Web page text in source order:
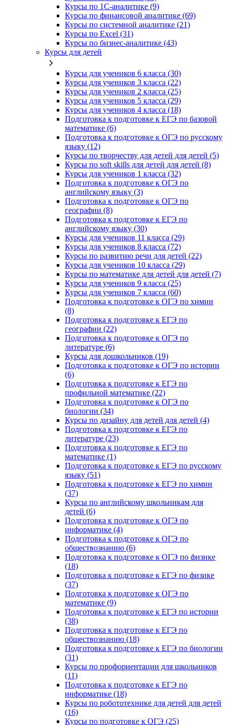
Курсы по 1С‑аналитике (9)
Курсы по финансовой аналитике (69)
Курсы по системной аналитике (21)
Курсы по Excel (31)
Курсы по бизнес‑аналитике (43)
Курсы для детей
Курсы для учеников 6 класса (30)
Курсы для учеников 3 класса (22)
Курсы для учеников 2 класса (25)
Курсы для учеников 5 класса (29)
Курсы для учеников 4 класса (18)
Подготовка к подготовке к ЕГЭ по базовой
математике (6)
Подготовка к подготовке к ОГЭ по русскому
языку (12)
Курсы по творчеству для детей для детей (5)
Курсы по soft skills для детей для детей (8)
Курсы для учеников 1 класса (32)
Подготовка к подготовке к ОГЭ по
английскому языку (3)
Подготовка к подготовке к ОГЭ по
географии (8)
Подготовка к подготовке к ЕГЭ по
английскому языку (30)
Курсы для учеников 11 класса (29)
Курсы для учеников 8 класса (72)
Курсы по развитию речи для детей (22)
Курсы для учеников 10 класса (29)
Курсы по математике для детей для детей (7)
Курсы для учеников 9 класса (25)
Курсы для учеников 7 класса (60)
Подготовка к подготовке к ОГЭ по химии
(8)
Подготовка к подготовке к ЕГЭ по
географии (22)
Подготовка к подготовке к ОГЭ по
литературе (6)
Курсы для дошкольников (19)
Подготовка к подготовке к ОГЭ по истории
(6)
Подготовка к подготовке к ЕГЭ по
профильной математике (22)
Подготовка к подготовке к ОГЭ по
биологии (34)
Курсы по дизайну для детей для детей (4)
Подготовка к подготовке к ЕГЭ по
литературе (23)
Подготовка к подготовке к ЕГЭ по
математике (1)
Подготовка к подготовке к ЕГЭ по русскому
языку (51)
Подготовка к подготовке к ЕГЭ по химии
(37)
Курсы по английскому школьникам для
детей (6)
Подготовка к подготовке к ОГЭ по
информатике (4)
Подготовка к подготовке к ОГЭ по
обществознанию (6)
Подготовка к подготовке к ОГЭ по физике
(18)
Подготовка к подготовке к ЕГЭ по физике
(37)
Подготовка к подготовке к ОГЭ по
математике (9)
Подготовка к подготовке к ЕГЭ по истории
(38)
Подготовка к подготовке к ЕГЭ по
обществознанию (18)
Подготовка к подготовке к ЕГЭ по биологии
(31)
Курсы по профориентации для школьников
(11)
Подготовка к подготовке к ЕГЭ по
информатике (18)
Курсы по робототехнике для детей для детей
(16)
Курсы по подготовке к ОГЭ (25)